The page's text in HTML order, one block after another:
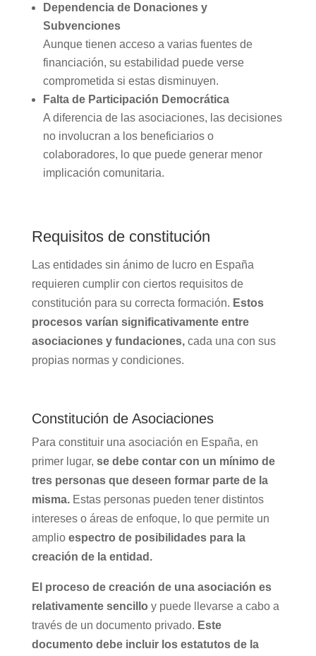
Dependencia de Donaciones y
Subvenciones
Aunque tienen acceso a varias fuentes de
financiación, su estabilidad puede verse
comprometida si estas disminuyen.
Falta de Participación Democrática
A diferencia de las asociaciones, las decisiones
no involucran a los beneficiarios o
colaboradores, lo que puede generar menor
implicación comunitaria.
Requisitos de constitución
Las entidades sin ánimo de lucro en España
requieren cumplir con ciertos requisitos de
constitución para su correcta formación. Estos
procesos varían significativamente entre
asociaciones y fundaciones,cada una con sus
propias normas y condiciones.
Constitución de Asociaciones
Para constituir una asociación en España, en
primer lugar, se debe contar con un mínimo de
tres personas que deseen formar parte de la
misma.Estas personas pueden tener distintos
intereses o áreas de enfoque, lo que permite un
amplio espectro de posibilidades para la
creación de la entidad.
El proceso de creación de una asociación es
relativamente sencillo y puede llevarse a cabo a
través de un documento privado. Este
documento debe incluir los estatutos de la